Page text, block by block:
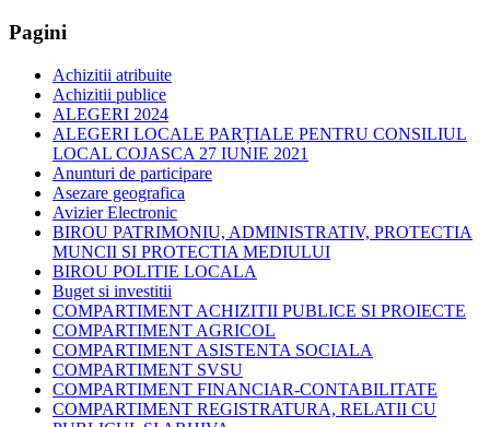
Pagini
Achizitii atribuite
Achizitii publice
ALEGERI 2024
ALEGERI LOCALE PARȚIALE PENTRU CONSILIUL
LOCAL COJASCA 27 IUNIE 2021
Anunturi de participare
Asezare geografica
Avizier Electronic
BIROU PATRIMONIU, ADMINISTRATIV, PROTECTIA
MUNCII SI PROTECTIA MEDIULUI
BIROU POLITIE LOCALA
Buget si investitii
COMPARTIMENT ACHIZITII PUBLICE SI PROIECTE
COMPARTIMENT AGRICOL
COMPARTIMENT ASISTENTA SOCIALA
COMPARTIMENT SVSU
COMPARTIMENT FINANCIAR-CONTABILITATE
COMPARTIMENT REGISTRATURA, RELATII CU